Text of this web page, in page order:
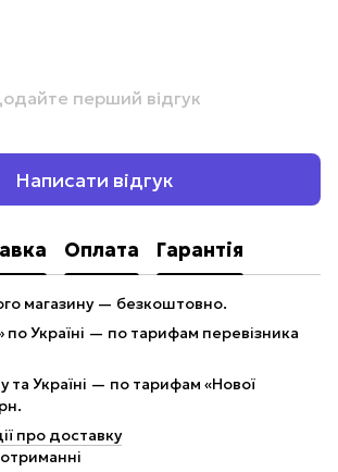
перший відгук
Написати відгук
Оплата Гарантія
магазину — безкоштовно.
Україні — по тарифам перевізника
та Україні — по тарифам «Нової
про доставку